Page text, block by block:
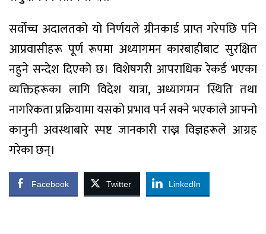
सर्वोच्च अदालतको यो निर्णयले ग्रीनकार्ड प्राप्त गरेपछि पनि
आप्रवासीहरू पूर्ण रूपमा अध्यागमन कारबाहीबाट सुरक्षित
नहुने सन्देश दिएको छ। विशेषगरी आपराधिक रेकर्ड भएका
व्यक्तिहरूका लागि विदेश यात्रा, अध्यागमन स्थिति तथा
नागरिकता प्रक्रियामा यसको प्रभाव पर्न सक्ने भएकाले आफ्नो
कानुनी अवस्थाबारे स्पष्ट जानकारी राख्न विज्ञहरूले आग्रह
गरेका छन्।
Facebook Twitter LinkedIn